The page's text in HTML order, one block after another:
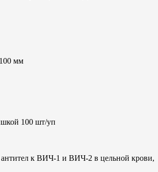
мм
100 шт/уп
антител к ВИЧ-1 и ВИЧ-2 в цельной крови,